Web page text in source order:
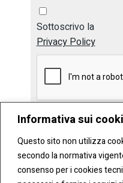
Informativa sui
Questo sito non utilizza
secondo la normativa
consenso per i cookies
Sottoscrivo la
Privacy Policy